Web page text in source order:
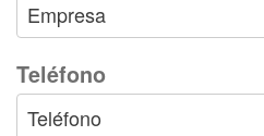
Teléfono